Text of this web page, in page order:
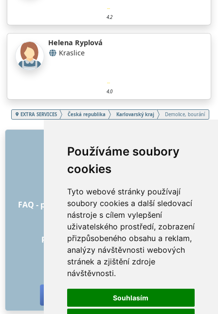
Používáme soubory
cookies
Tyto webové stránky používají
soubory cookies a další sledovací
nástroje s cílem vylepšení
uživatelského prostředí, zobrazení
přizpůsobeného obsahu a reklam,
analýzy návštěvnosti webových
stránek a zjištění zdroje
návštěvnosti.
Souhlasím
4.2
Helena Ryplová
Kraslice
4.0
EXTRA SERVICES Česká republika Karlovarský kraj Demolice, bourání
O nás
Jak to všechno začalo
Všeobecné obchodní podmínky
FAQ - pro objednatele FAQ - pro poskytovatele
Reklama a marketing
Blog
Recenze objednávek s hodnocením
Kontakt
SOCIÁLNÍ SÍTĚ